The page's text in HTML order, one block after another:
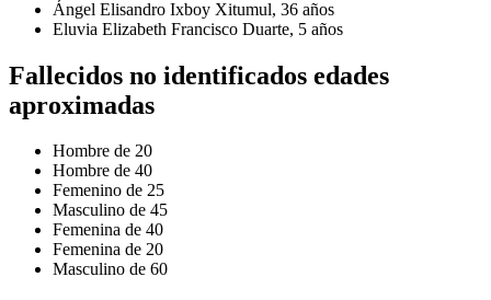
Ángel Elisandro Ixboy Xitumul, 36 años
Eluvia Elizabeth Francisco Duarte, 5 años
Fallecidos no identificados edades
aproximadas
Hombre de 20
Hombre de 40
Femenino de 25
Masculino de 45
Femenina de 40
Femenina de 20
Masculino de 60